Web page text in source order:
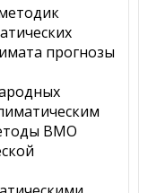
прогнозы
ВМО